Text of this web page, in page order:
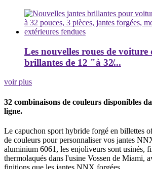
Les nouvelles roues de voiture
brillantes de 12 "à 32̸...
voir plus
32 combinaisons de couleurs disponibles
ligne.
Le capuchon sport hybride forgé en billettes
de couleurs pour personnaliser vos jantes
aluminium 6061, les enjoliveurs sont usinés,
thermolaqués dans l'usine Vossen de Miami,
finitions que les jantes NNX forgées.